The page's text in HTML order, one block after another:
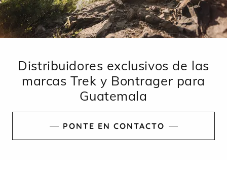
Distribuidores exclusivos de las
marcas Trek y Bontrager para
Guatemala
PONTE EN CONTACTO